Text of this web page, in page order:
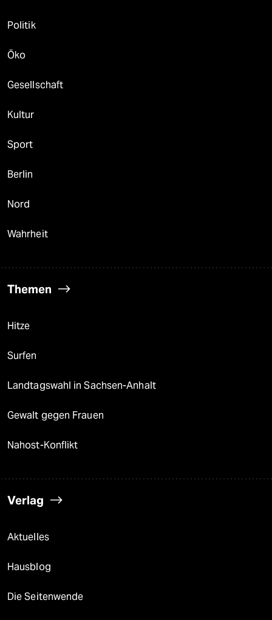
Politik
Öko
Gesellschaft
Kultur
Sport
Berlin
Nord
Wahrheit
Themen
Hitze
Surfen
Landtagswahl in Sachsen-Anhalt
Gewalt gegen Frauen
Nahost-Konflikt
Verlag
Aktuelles
Hausblog
Die Seitenwende